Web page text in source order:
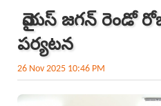
వైయస్‌ జగన్‌ రెండో
పర్యటన
26 Nov 2025 10:46 PM